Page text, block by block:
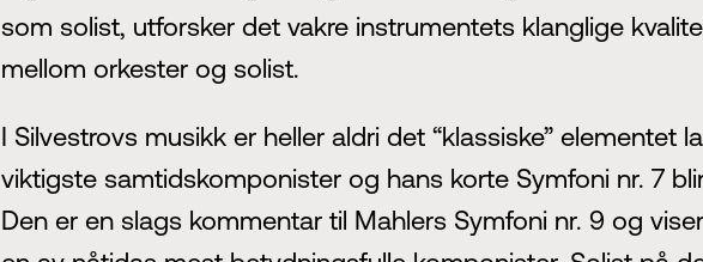
som solist, utforsker det vakre instrumentets klanglige
mellom orkester og solist.
I Silvestrovs musikk er heller aldri det “klassiske” elementet
viktigste samtidskomponister og hans korte Symfoni nr. 7
Den er en slags kommentar til Mahlers Symfoni nr. 9 og